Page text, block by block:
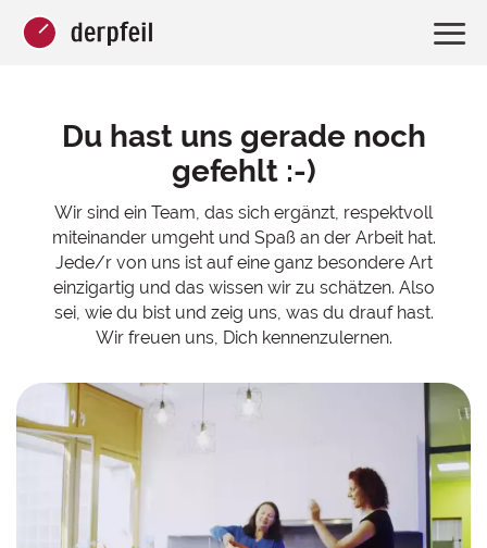
Du hast uns gerade noch
gefehlt :-)
Wir sind ein Team, das sich ergänzt, respektvoll
miteinander umgeht und Spaß an der Arbeit hat.
Jede/r von uns ist auf eine ganz besondere Art
einzigartig und das wissen wir zu schätzen. Also
sei, wie du bist und zeig uns, was du drauf hast.
Wir freuen uns, Dich kennenzulernen.